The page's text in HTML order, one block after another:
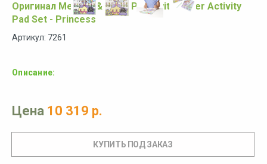
Оригинал Melissa & Doug Paint with Water Activity
Pad Set - Princess
Артикул: 7261
Описание:
Цена 10 319 р.